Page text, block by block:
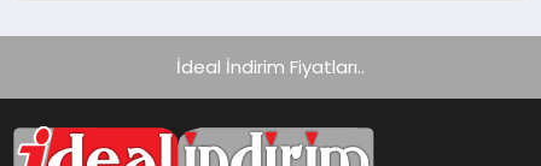
İdeal İndirim Fiyatları..